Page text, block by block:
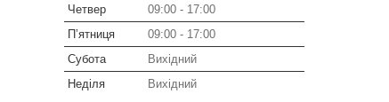
Четвер
09:00
17:00
Пʼятниця
09:00
17:00
Субота
Вихідний
Неділя
Вихідний